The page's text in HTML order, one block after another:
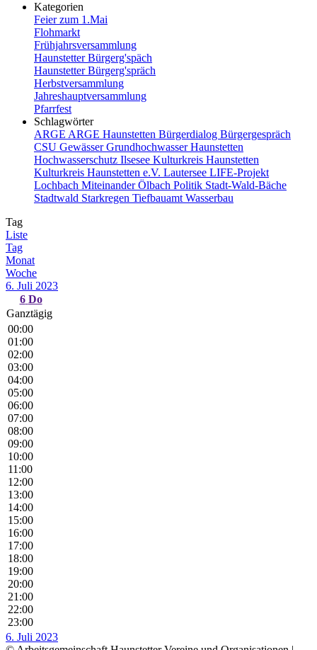
Kategorien
Feier zum 1.Mai
Flohmarkt
Frühjahrsversammlung
Haunstetter Bürgerg'späch
Haunstetter Bürgerg'spräch
Herbstversammlung
Jahreshauptversammlung
Pfarrfest
Schlagwörter
ARGE ARGE Haunstetten Bürgerdialog Bürgergespräch
CSU GewässerGrundhochwasserHaunstetten
Hochwasserschutz Ilsesee Kulturkreis Haunstetten
Kulturkreis Haunstetten e.V. Lautersee LIFE-Projekt
Lochbach MiteinanderÖlbach Politik Stadt-Wald-Bäche
Stadtwald Starkregen Tiefbauamt Wasserbau
Tag
Liste
Tag
Monat
Woche
6. Juli 2023
6 Do
Ganztägig
00:00
01:00
02:00
03:00
04:00
05:00
06:00
07:00
08:00
09:00
10:00
11:00
12:00
13:00
14:00
15:00
16:00
17:00
18:00
19:00
20:00
21:00
22:00
23:00
6. Juli 2023